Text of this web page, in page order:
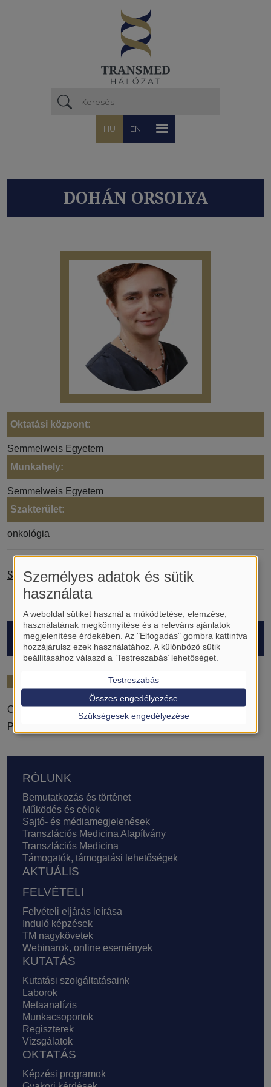
HU EN
DOHÁN ORSOLYA
Oktatási központ:
Semmelweis Egyetem
Munkahely:
Semmelweis Egyetem
Szakterület:
onkológia
Supervisor of the month, February 2025
HALLGATÓK
Orbán Sándor
Piri Melinda
Lábléc
RÓLUNK
Bemutatkozás és történet
Működés és célok
Sajtó- és médiamegjelenések
Transzlációs Medicina Alapítvány
Transzlációs Medicina
Támogatók, támogatási lehetőségek
AKTUÁLIS
FELVÉTELI
Felvételi eljárás leírása
Induló képzések
TM nagykövetek
Webinarok, online események
KUTATÁS
Kutatási szolgáltatásaink
Laborok
Metaanalízis
Munkacsoportok
Regiszterek
Vizsgálatok
OKTATÁS
Képzési programok
Személyes adatok és sütik
használata
A weboldal sütiket használ a működtetése, elemzése,
használatának megkönnyítése és a releváns ajánlatok
megjelenítése érdekében. Az "Elfogadás" gombra kattintva
hozzájárulsz ezek használatához. A különböző sütik
beállításához válaszd a ’Testreszabás’ lehetőséget.
Testreszabás
Szükségesek engedélyezése
Összes engedélyezése